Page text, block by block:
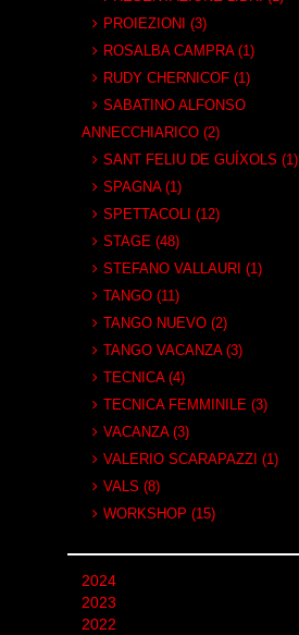
PROIEZIONI (3)
ROSALBA CAMPRA (1)
RUDY CHERNICOF (1)
SABATINO ALFONSO
ANNECCHIARICO (2)
SANT FELIU DE GUÍXOLS (1)
SPAGNA (1)
SPETTACOLI (12)
STAGE (48)
STEFANO VALLAURI (1)
TANGO (11)
TANGO NUEVO (2)
TANGO VACANZA (3)
TECNICA (4)
TECNICA FEMMINILE (3)
VACANZA (3)
VALERIO SCARAPAZZI (1)
VALS (8)
WORKSHOP (15)
2024
2023
2022